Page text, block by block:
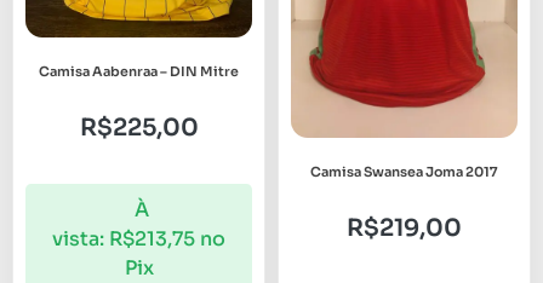
Camisa Aabenraa – DIN Mitre
R$225,00
À
vista: R$213,75 no
Pix
Camisa Swansea Joma 2017
R$219,00